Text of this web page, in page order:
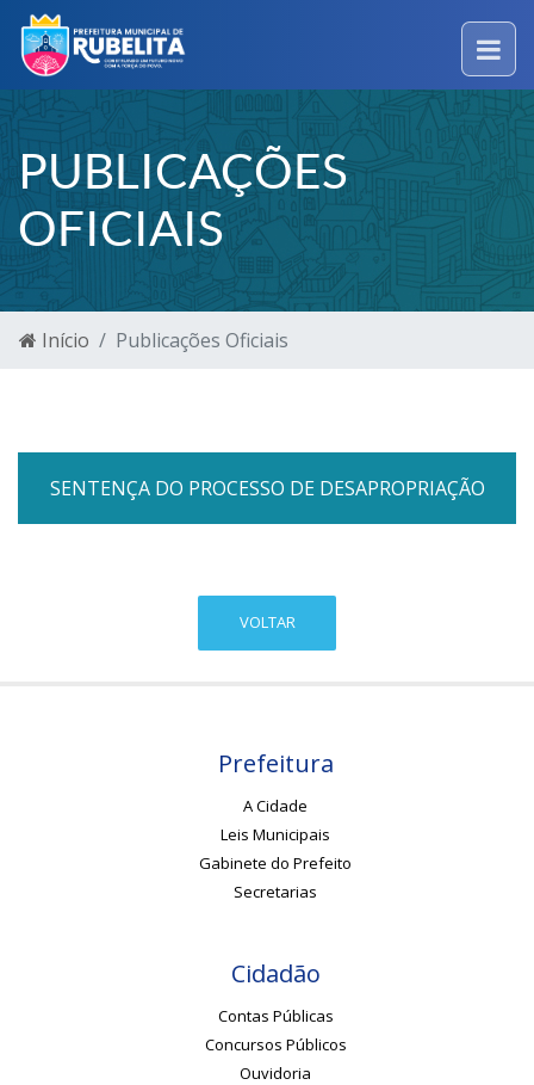
PUBLICAÇÕES
OFICIAIS
Início Publicações Oficiais
SENTENÇA DO PROCESSO DE DESAPROPRIAÇÃO
VOLTAR
Prefeitura
A Cidade
Leis Municipais
Gabinete do Prefeito
Secretarias
Cidadão
Contas Públicas
Concursos Públicos
Ouvidoria